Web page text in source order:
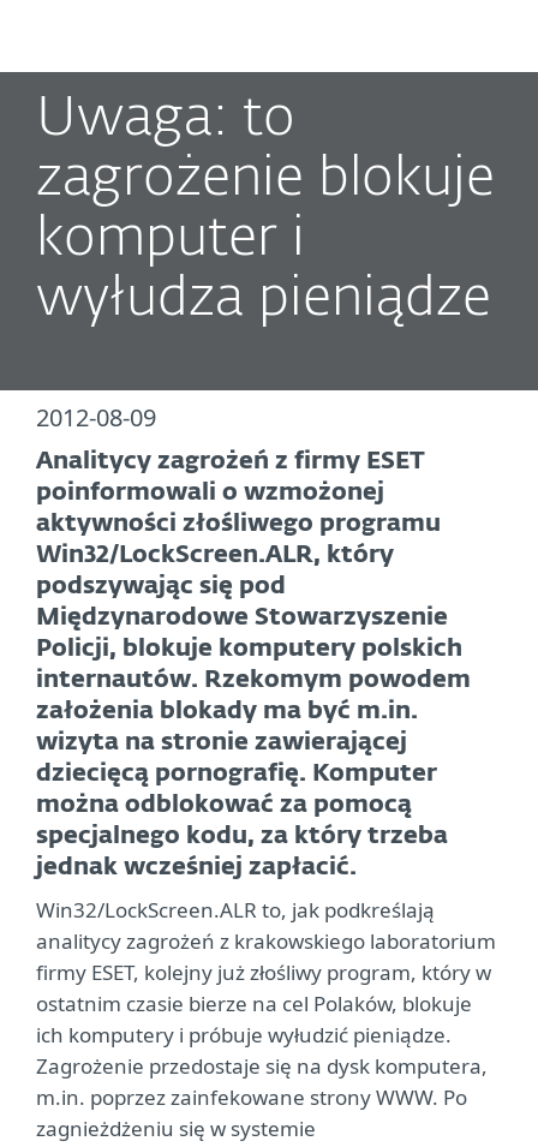
Uwaga: to
zagrożenie blokuje
komputer i
wyłudza pieniądze
2012-08-09
Analitycy zagrożeń z firmy ESET
poinformowali o wzmożonej
aktywności złośliwego programu
Win32/LockScreen.ALR, który
podszywając się pod
Międzynarodowe Stowarzyszenie
Policji, blokuje komputery polskich
internautów. Rzekomym powodem
założenia blokady ma być m.in.
wizyta na stronie zawierającej
dziecięcą pornografię. Komputer
można odblokować za pomocą
specjalnego kodu, za który trzeba
jednak wcześniej zapłacić.
Win32/LockScreen.ALR to, jak podkreślają
analitycy zagrożeń z krakowskiego laboratorium
firmy ESET, kolejny już złośliwy program, który w
ostatnim czasie bierze na cel Polaków, blokuje
ich komputery i próbuje wyłudzić pieniądze.
Zagrożenie przedostaje się na dysk komputera,
m.in. poprzez zainfekowane strony WWW. Po
zagnieżdżeniu się w systemie